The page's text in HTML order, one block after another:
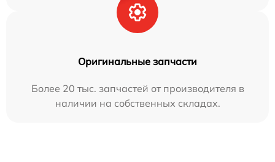
Оригинальные запчасти
Более 20 тыс. запчастей от производителя в
наличии на собственных складах.